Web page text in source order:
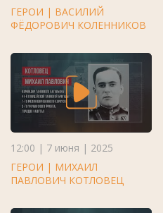
ГЕРОИ | ВАСИЛИЙ
ФЁДОРОВИЧ КОЛЕННИКОВ
12:00 | 7 июня | 2025
ГЕРОИ | МИХАИЛ
ПАВЛОВИЧ КОТЛОВЕЦ